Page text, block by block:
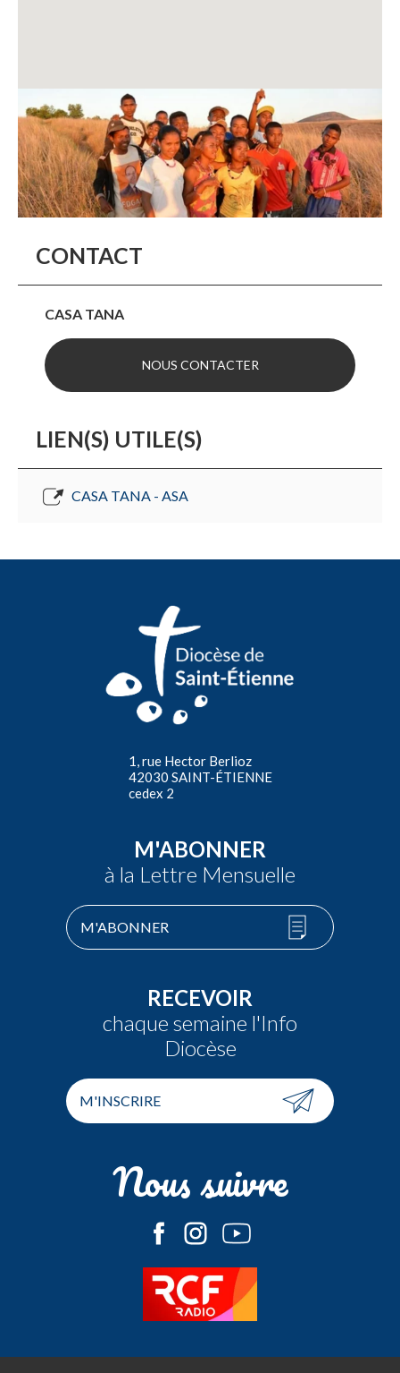
CONTACT
CASA TANA
NOUS CONTACTER
LIEN(S) UTILE(S)
CASA TANA - ASA
1, rue Hector Berlioz
42030 SAINT-ÉTIENNE
cedex 2
M'ABONNER
à la Lettre Mensuelle
M'ABONNER
RECEVOIR
chaque semaine l'Info
Diocèse
M'INSCRIRE
Nous suivre